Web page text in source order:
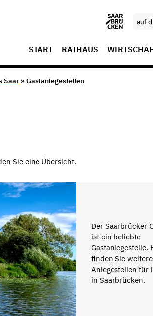
START RATHAUS
Saar » Gastanlegestellen
Sie eine Übersicht.
Der Saarbrücker
ist ein beliebte
Gastanlegestelle.
finden Sie weitere
Anlegestellen für
in Saarbrücken.